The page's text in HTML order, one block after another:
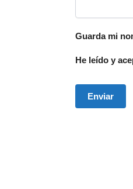
Guarda mi
He leído y